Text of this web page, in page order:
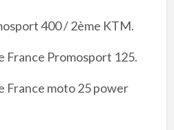
400 / 2ème KTM.
France Promosport 125.
France moto 25 power